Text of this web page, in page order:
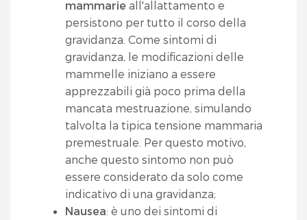
mammarie all'allattamento e
persistono per tutto il corso della
gravidanza. Come sintomi di
gravidanza, le modificazioni delle
mammelle iniziano a essere
apprezzabili già poco prima della
mancata mestruazione, simulando
talvolta la tipica tensione mammaria
premestruale. Per questo motivo,
anche questo sintomo non può
essere considerato da solo come
indicativo di una gravidanza;
Nausea: è uno dei sintomi di